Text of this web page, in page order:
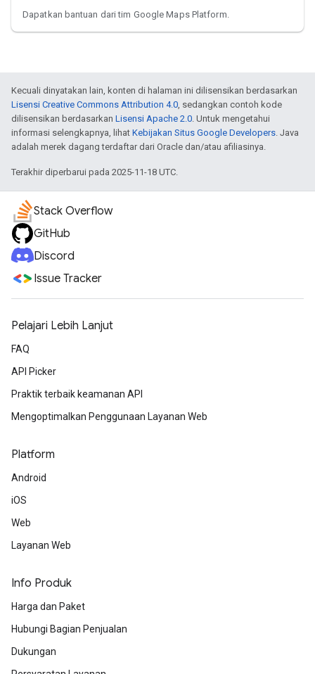
Dapatkan bantuan dari tim Google Maps Platform.
Kecuali dinyatakan lain, konten di halaman ini dilisensikan berdasarkan
Lisensi Creative Commons Attribution 4.0, sedangkan contoh kode
dilisensikan berdasarkan Lisensi Apache 2.0. Untuk mengetahui
informasi selengkapnya, lihat Kebijakan Situs Google Developers. Java
adalah merek dagang terdaftar dari Oracle dan/atau afiliasinya.
Terakhir diperbarui pada 2025-11-18 UTC.
Stack Overflow
GitHub
Discord
Issue Tracker
Pelajari Lebih Lanjut
FAQ
API Picker
Praktik terbaik keamanan API
Mengoptimalkan Penggunaan Layanan Web
Platform
Android
iOS
Web
Layanan Web
Info Produk
Harga dan Paket
Hubungi Bagian Penjualan
Dukungan